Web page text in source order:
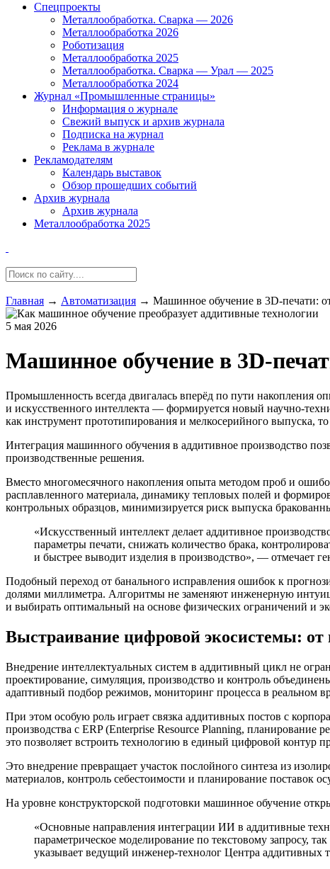
Спецпроекты
Металлообработка. Сварка — 2026
Металлообработка 2026
Роботизация
Металлообработка 2025
Металлообработка. Сварка — Урал — 2025
Металлообработка 2024
Журнал «Промышленные страницы»
Информация о журнале
Свежий выпуск и архив журнала
Подписка на журнал
Реклама в журнале
Рекламодателям
Календарь выставок
Обзор прошедших событий
Архив журнала
Архив журнала
Металлообработка 2025
Главная → Автоматизация → Машинное обучение в 3D-печати:
5 мая 2026
Машинное обучение в 3D-
Промышленность всегда двигалась вперёд по пути накопления
и искусственного интеллекта — формируется новый научно-
как инструмент прототипирования и мелкосерийного выпуска,
Интеграция машинного обучения в аддитивное производство
производственные решения.
Вместо многомесячного накопления опыта методом проб и
расплавленного материала, динамику тепловых полей и
контрольных образцов, минимизируется риск выпуска
«Искусственный интеллект делает аддитивное
параметры печати, снижать количество брака,
и быстрее выводит изделия в производство», —
Подобный переход от банального исправления ошибок к
долями миллиметра. Алгоритмы не заменяют инженерную
и выбирать оптимальный на основе физических ограничений и
Выстраивание цифровой экосистемы: от
Внедрение интеллектуальных систем в аддитивный цикл не
проектирование, симуляция, производство и контроль
адаптивный подбор режимов, мониторинг процесса в реальном
При этом особую роль играет связка аддитивных постов с
производства с ERP (Enterprise Resource Planning,
это позволяет встроить технологию в единый цифровой контур
Это внедрение превращает участок послойного синтеза из
материалов, контроль себестоимости и планирование поставок
На уровне конструкторской подготовки машинное обучение
«Основные направления интеграции ИИ в аддитивные
параметрическое моделирование по текстовому запросу,
указывает ведущий инженер-­технолог Центра